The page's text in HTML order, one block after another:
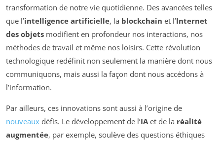
transformation de notre vie quotidienne. Des avancées telles
que l’intelligence artificielle, la blockchain et l’Internet
des objets modifient en profondeur nos interactions, nos
méthodes de travail et même nos loisirs. Cette révolution
technologique redéfinit non seulement la manière dont nous
communiquons, mais aussi la façon dont nous accédons à
l’information.
Par ailleurs, ces innovations sont aussi à l’origine de
nouveaux défis. Le développement de l’IAet de la réalité
augmentée, par exemple, soulève des questions éthiques